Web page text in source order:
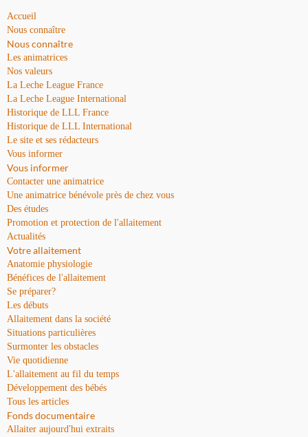
Accueil
Nous connaître
Nous connaître
Les animatrices
Nos valeurs
La Leche League France
La Leche League International
Historique de LLL France
Historique de LLL International
Le site et ses rédacteurs
Vous informer
Vous informer
Contacter une animatrice
Une animatrice bénévole près de chez vous
Des études
Promotion et protection de l'allaitement
Actualités
Votre allaitement
Anatomie physiologie
Bénéfices de l'allaitement
Se préparer?
Les débuts
Allaitement dans la société
Situations particulières
Surmonter les obstacles
Vie quotidienne
L'allaitement au fil du temps
Développement des bébés
Tous les articles
Fonds documentaire
Allaiter aujourd'hui extraits